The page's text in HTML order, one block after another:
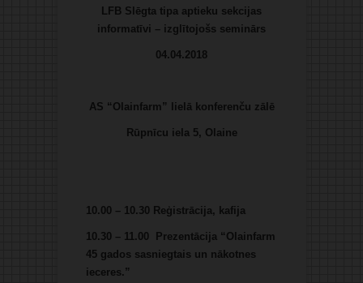
LFB Slēgta tipa aptieku sekcijas
informatīvi – izglītojošs seminārs
04.04.2018
AS “Olainfarm” lielā konferenču zālē
Rūpnīcu iela 5, Olaine
10.00 – 10.30 Reģistrācija, kafija
10.30 – 11.00
Prezentācija “Olainfarm
45 gados sasniegtais un nākotnes
ieceres.”